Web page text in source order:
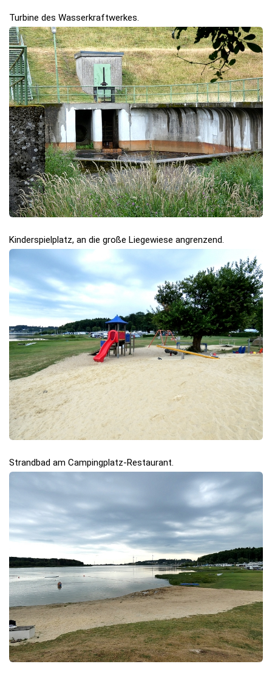
Turbine des Wasserkraftwerkes.
Kinderspielplatz, an die große Liegewiese angrenzend.
Strandbad am Campingplatz-Restaurant.